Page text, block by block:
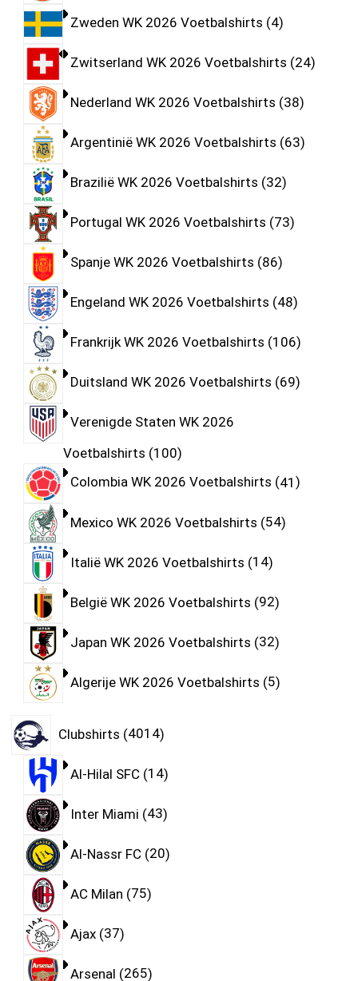
Zweden WK 2026 Voetbalshirts 4
Zwitserland WK 2026 Voetbalshirts 24
Nederland WK 2026 Voetbalshirts 38
Argentinië WK 2026 Voetbalshirts 63
Brazilië WK 2026 Voetbalshirts 32
Portugal WK 2026 Voetbalshirts 73
Spanje WK 2026 Voetbalshirts 86
Engeland WK 2026 Voetbalshirts 48
Frankrijk WK 2026 Voetbalshirts 106
Duitsland WK 2026 Voetbalshirts 69
Verenigde Staten WK 2026
Voetbalshirts 100
Colombia WK 2026 Voetbalshirts 41
Mexico WK 2026 Voetbalshirts 54
Italië WK 2026 Voetbalshirts 14
België WK 2026 Voetbalshirts 92
Japan WK 2026 Voetbalshirts 32
Algerije WK 2026 Voetbalshirts 5
Clubshirts 4014
Al-Hilal SFC 14
Inter Miami 43
Al-Nassr FC 20
AC Milan 75
Ajax 37
Arsenal 265